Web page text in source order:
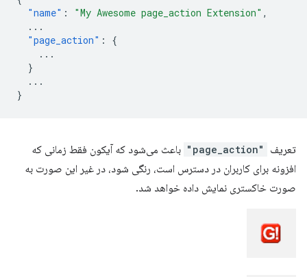
"name" : "My Awesome page_action Extension" ,
...
"page_action" :
{
...
}
...
}
تعریف "page_action"
باعث می‌شود که آیکون فقط زمانی که
افزونه برای کاربران در دسترس است، رنگی شود، در غیر این صورت به
صورت خاکستری نمایش داده خواهد شد.